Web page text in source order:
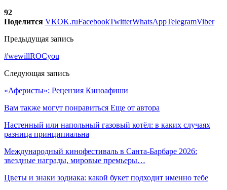
92
Поделится VKOK.ruFacebookTwitterWhatsAppTelegramViber
Предыдущая запись
#wewillROCyou
Следующая запись
«Аферисты»: Рецензия Киноафиши
Вам также могут понравиться Еще от автора
Настенный или напольный газовый котёл: в каких случаях
разница принципиальна
Международный кинофестиваль в Санта-Барбаре 2026:
звездные награды, мировые премьеры…
Цветы и знаки зодиака: какой букет подходит именно тебе